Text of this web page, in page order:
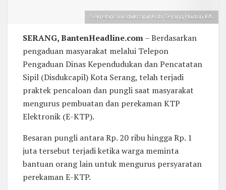
Sekretaris Disdukcapil Kota Serang Hudori KA.
SERANG, BantenHeadline.com– Berdasarkan
pengaduan masyarakat melalui Telepon
Pengaduan Dinas Kependudukan dan Pencatatan
Sipil (Disdukcapil) Kota Serang, telah terjadi
praktek pencaloan dan pungli saat masyarakat
mengurus pembuatan dan perekaman KTP
Elektronik (E-KTP).
Besaran pungli antara Rp. 20 ribu hingga Rp. 1
juta tersebut terjadi ketika warga meminta
bantuan orang lain untuk mengurus persyaratan
perekaman E-KTP.